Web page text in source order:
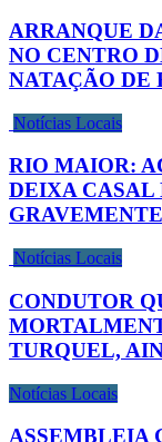
ARRANQUE
NO CENTRO
NATAÇÃO DE
Notícias Locais
RIO MAIOR:
DEIXA CASAL
Notícias Locais
CONDUTOR
TURQUEL,
Notícias Locais
ASSEMBLEIA